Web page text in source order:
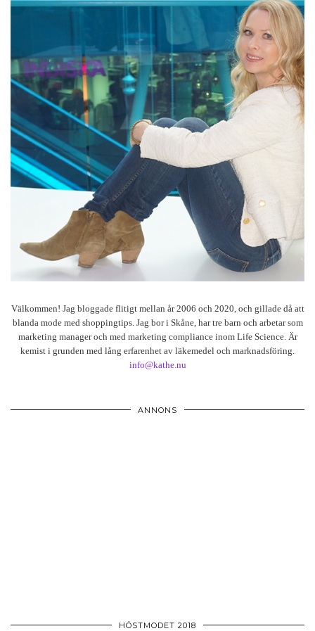
Välkommen! Jag bloggade flitigt mellan år 2006 och 2020, och gillade då att
blanda mode med shoppingtips. Jag bor i Skåne, har tre barn och arbetar som
marketing manager och med marketing compliance inom Life Science. Är
kemist i grunden med lång erfarenhet av läkemedel och marknadsföring.
info@kathe.nu
ANNONS
HÖSTMODET 2018